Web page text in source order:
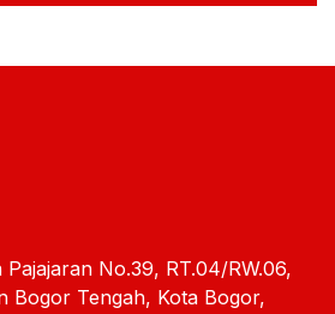
Pajajaran No.39, RT.04/RW.06,
Bogor Tengah, Kota Bogor,